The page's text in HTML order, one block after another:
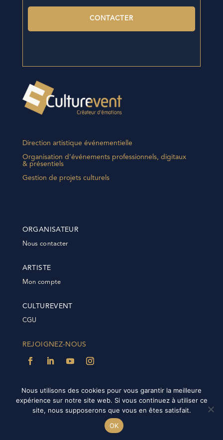
Direction artistique événementielle
Organisation d’événements professionnels, digitaux
& présentiels
Gestion de projets culturels
ORGANISATEUR
Nous contacter
ARTISTE
Mon compte
CULTUREVENT
CGU
REJOIGNEZ-NOUS
@2022 Culturevent | Tous droits réservés | Plateforme
IDÉE-NET|FAQ |
Nous utilisons des cookies pour vous garantir la meilleure
expérience sur notre site web. Si vous continuez à utiliser ce
site, nous supposerons que vous en êtes satisfait.
OK